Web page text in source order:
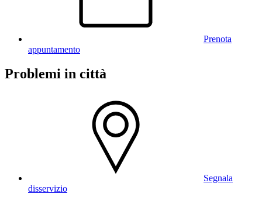
Prenota
appuntamento
Problemi in città
Segnala
disservizio